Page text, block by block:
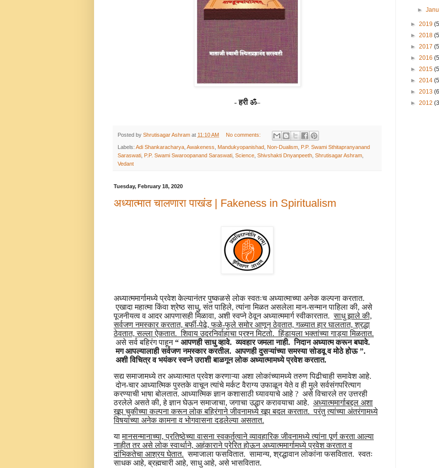
-हरी ॐ–
Posted by Shrutisagar Ashram at 11:10 AM No comments:
Labels: Adi Shankaracharya Awakeness Mandukyopanishad Non-Dualism P.P. Swami Sthitapranyanand
Saraswati P.P. Swami Swaroopanand Saraswati Science Shivshakti Dnyanpeeth Shrutisagar Ashram
Vedant
Tuesday, February 18, 2020
अध्यात्मात चालणारा पाखंड | Fakeness in Spiritualism
अध्यात्ममार्गामध्ये प्रवेश केल्यानंतर पुष्कळसे लोक स्वतःच अध्यात्माच्या अनेक कल्पना करतात.
एखादा महात्मा किंवा श्रेष्ठ साधु, संत पाहिले, त्यांना मिळत असलेला मान-सन्मान पाहिला की, असे
पूजनीयत्व व आदर आपणासही मिळावा, अशी स्वप्ने ठेवून अध्यात्ममार्ग स्वीकारतात.साधु झाले की,
सर्वजण नमस्कार करतात, बर्फी-पेढे, फळे-फुले समोर आणून ठेवतात, गळ्यात हार घालतात, श्रद्धा
ठेवतात, सल्ला ऐकतात. शिवाय उदरनिर्वाहाचा प्रश्न मिटतो. हिंडायला भक्तांच्या गाड्या मिळतात.
असे सर्व बहिरंग पाहून“ आपणही साधु व्हावे. व्यवहार जमला नाही. निदान अध्यात्म करून बघावे.
मग आपल्यालाही सर्वजण नमस्कार करतील. आपणही दुसऱ्यांच्या समस्या सोडवू व मोठे होऊ ”.
अशी विचित्र व भयंकर स्वप्ने उराशी बाळगून लोक अध्यात्मामध्ये प्रवेश करतात.
सद्य समाजामध्ये तर अध्यात्मात प्रवेश करणाऱ्या अशा लोकांच्यामध्ये तरुण पिढीचाही समावेश आहे.
दोन-चार आध्यात्मिक पुस्तके वाचून त्यांचे मर्कट वैराग्य उफाळून येते व ही मुले सर्वसंगपरित्याग
करण्याची भाषा बोलतात. आध्यात्मिक ज्ञान कशासाठी घ्यावयाचे आहे ? असे विचारले तर उत्तरही
ठरलेले असते की, हे ज्ञान घेऊन समाजाचा, जगाचा उद्धार करावयाचा आहे. अध्यात्ममार्गाबद्दल अशा
खूप चुकीच्या कल्पना करून लोक बहिरंगाने जीवनामध्ये खूप बदल करतात. परंतु त्यांच्या अंतरंगामध्ये
विषयांच्या अनेक कामना व भोगवासना दडलेल्या असतात.
यामानसन्मानाच्या, प्रतिष्ठेच्या वासना स्वकर्तृत्वाने व्यावहारिक जीवनामध्ये त्यांना पूर्ण करता आल्या
नाहीत तर असे लोक स्वार्थाने, अहंकाराने प्रेरित होऊन अध्यात्ममार्गामध्ये प्रवेश करतात व
दांभिकतेचा आश्रय घेतात. समाजाला फसवितात. सामान्य, श्रद्धावान लोकांना फसवितात. स्वतः
साधक आहे, ब्रह्मचारी आहे, साधु आहे, असे भासवितात.
►
► 2019
► 2018
► 2017
► 2016
► 2015
► 2014
► 2013
► 2012